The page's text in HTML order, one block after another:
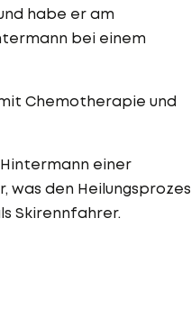
habe er am
bei einem
Chemotherapie und
einer
was den
Skirennfahrer.